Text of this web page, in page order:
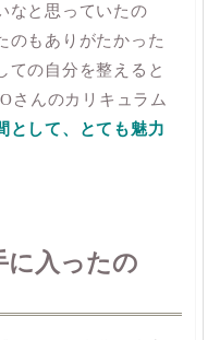
なと思っていたの
のもありがたかった
ての自分を整えると
さんのカリキュラム
として、とても魅力
に入ったの